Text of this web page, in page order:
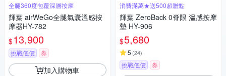
全腿360度包覆深層按摩
輝葉 airWeGo全腿氣囊溫感按
摩器HY-782
$13,900
挑戰低價 券
加入購物車
消費滿萬★送500超贈點
輝葉 ZeroBack 0脊限 溫感按摩
墊 HY-906
$5,680
5 (24)
挑戰低價 券